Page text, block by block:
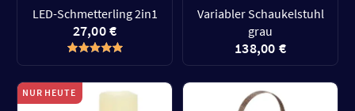
LED-Schmetterling 2in1
27,00 €
Variabler Schaukelstuhl
grau
138,00 €
NUR HEUTE